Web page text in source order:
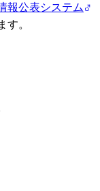
報公表システム
す。